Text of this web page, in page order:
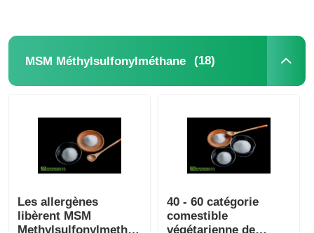
MSM Méthylsulfonylméthane (18)
Les allergènes
libèrent MSM
Methylsulfonylmethane
40 - 60 catégorie
comestible
végétarienne de